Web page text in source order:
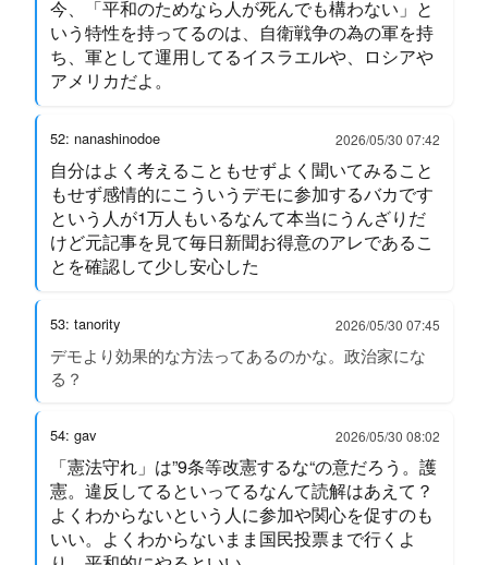
今、「平和のためなら人が死んでも構わない」と
いう特性を持ってるのは、自衛戦争の為の軍を持
ち、軍として運用してるイスラエルや、ロシアや
アメリカだよ。
52: nanashinodoe 2026/05/30 07:42
自分はよく考えることもせずよく聞いてみること
もせず感情的にこういうデモに参加するバカです
という人が1万人もいるなんて本当にうんざりだ
けど元記事を見て毎日新聞お得意のアレであるこ
とを確認して少し安心した
53: tanority 2026/05/30 07:45
デモより効果的な方法ってあるのかな。政治家にな
る？
54: gav 2026/05/30 08:02
「憲法守れ」は”9条等改憲するな“の意だろう。護
憲。違反してるといってるなんて読解はあえて？
よくわからないという人に参加や関心を促すのも
いい。よくわからないまま国民投票まで行くよ